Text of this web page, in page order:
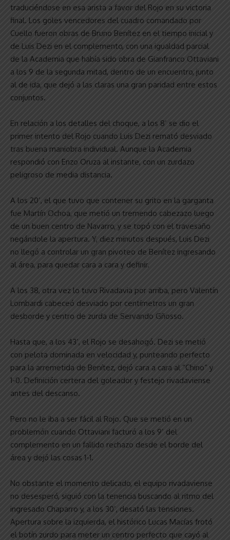
traduciéndose en esa arista a favor del Rojo en su victoria
final. Los goles vencedores del cuadro comandado por
Cuello fueron obras de Bruno Benítez en el tiempo inicial y
de Luis Dezi en el complemento, con una igualdad parcial
de la Academia que había sido obra de Gianfranco Ottaviani
a los 9 de la segunda mitad, dentro de un encuentro, junto
al de ida, que dejó a las claras una gran paridad entre estos
conjuntos.
En relación a los detalles del choque, a los 8’ se dio el
primer intento del Rojo cuando Luis Dezi remató desviado
tras buena maniobra individual. Aunque la Academia
respondió con Enzo Oruza al instante, con un zurdazo
peligroso de media distancia.
A los 20’, el que tuvo que contener su grito en la garganta
fue Martín Ochoa, que metió un tremendo cabezazo luego
de un buen centro de Navarro, y se topó con el travesaño
negándole la apertura. Y, diez minutos después, Luis Dezi
no llegó a controlar un gran pivoteo de Benítez ingresando
al área, para quedar cara a cara y definir.
A los 38, otra vez lo tuvo Rivadavia por arriba, pero Valentín
Lombardi cabeceó desviado por centímetros un gran
desborde y centro de zurda de Servando Gñosso.
Hasta que, a los 43’, el Rojo se desahogó. Dezi se metió
con pelota dominada en velocidad y, punteando perfecto
para la arremetida de Benítez, dejó cara a cara al “Chino” y
1-0. Definición certera del goleador y festejo rivadaviense
antes del descanso.
Pero no le iba a ser fácil al Rojo. Que se metió en un
problemón cuando Ottaviani facturó a los 9’ del
complemento en un fallido rechazo desde el borde del
área y dejó las cosas 1-1.
No obstante el momento delicado, el equipo rivadaviense
no desesperó, siguió con la tenencia buscando al ritmo del
ingresado Chaparro y, a los 30’, desató las tensiones.
Apertura sobre la izquierda, el histórico Lucas Macías frotó
el botín zurdo para meter un centro perfecto que cayó al